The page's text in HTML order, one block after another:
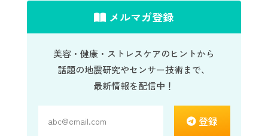
メルマガ登録
美容・健康・ストレスケアのヒントから
話題の地震研究やセンサー技術まで、
最新情報を配信中！
登録